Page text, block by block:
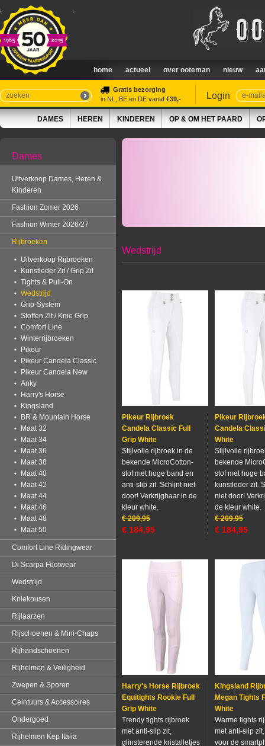
home actueel over ooteman nieuw
Gratis bezorging
in NL, BE en DE vanaf €39,- Login
DAMES HEREN KINDEREN OP & OM HET PAARD
Dames
Uitverkoop Dames, Heren &
Kinderen
Fashion Zomer 2026
Fashion Winter 2026/27
Rijbroeken
Uitverkoop Rijbroeken
Kunstleder Zit / Grip Zit
Tights & Pull-On
Wedstrijd
Grip-System
Stoffen Zit / Knie Grip
Comfort Line
Winterrijbroeken
Pikeur
Pikeur Candela Classic
Pikeur Candela New
Anky
Harry's Horse
Kingsland
BR & Mountain Horse
Maat 32
Maat 34
Maat 36
Maat 38
Maat 40
Maat 42
Maat 44
Maat 46
Maat 48
Maat 50
Comfort Line Ridingwear
Di Scarpa Footwear
Wedstrijd
Kniekousen
Rijlaarzen
Rijschoenen & Mini-Chaps
Rijhandschoenen
Rijhelmen & Veiligheid
Zwepen & Sporen
Ceintuurs & Accessoires
Ondergoed
Rijhelmen Kep Italia
Wedstrijd
Pikeur Rijbroek
Candela Classic Full
Grip White
Stijlvolle rijbroek in de
bekende MicroCotton-
stof met hoge band en
anti-slip zit. Schijnt niet
door! Verkrijgbaar in de
kleur white.
€ 209,95
€ 184,95
Pikeur
Candela
White
Stijlvolle
bekende
stof met hoge
kunstleder zit.
niet door!
de kleur white.
€ 209,95
€ 184,95
Harry's Horse Rijbroek
Equitights Rookie Full
Grip White
Trendy tights rijbroek
met anti-slip zit,
glinsterende kristalletjes
Kingsland
Megan Tights
White
Warme tights
met anti-slip
voor de